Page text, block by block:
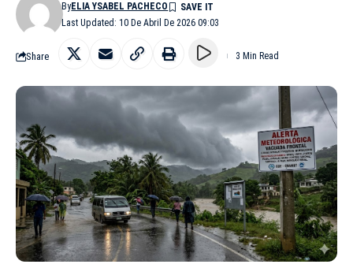
Last Updated: 10 De Abril De 2026 09:03
ByELIA YSABEL PACHECO
Share 3 Min Read